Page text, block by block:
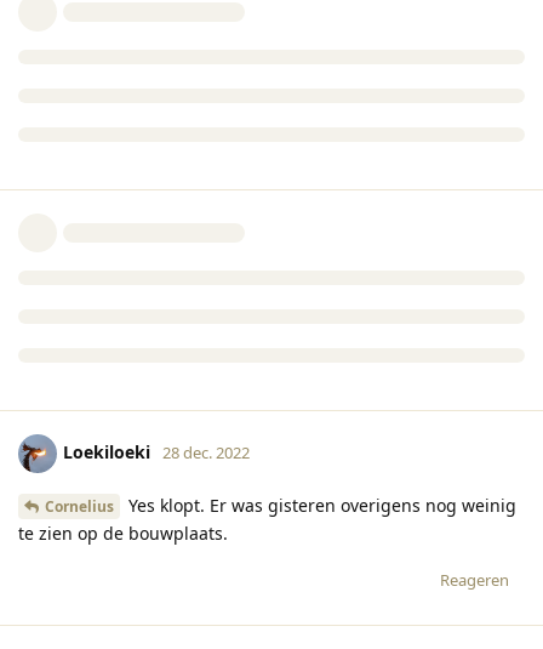
Loekiloeki 28 dec. 2022
Cornelius
Yes klopt. Er was gisteren overigens nog weinig
te zien op de bouwplaats.
Reageren